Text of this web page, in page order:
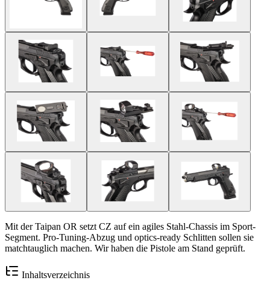
Mit der Taipan OR setzt CZ auf ein agiles Stahl-Chassis im Sport-
Segment. Pro-Tuning-Abzug und optics-ready Schlitten sollen sie
matchtauglich machen. Wir haben die Pistole am Stand geprüft.
Inhaltsverzeichnis